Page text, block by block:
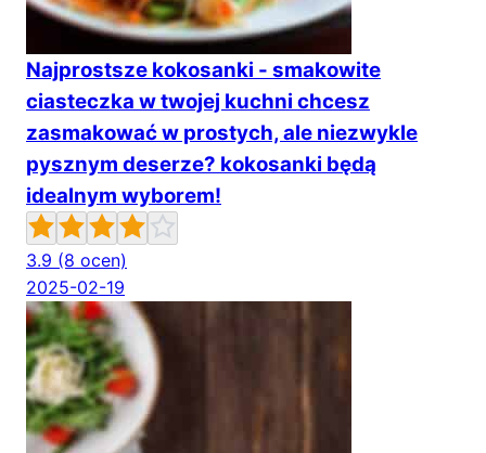
Najprostsze kokosanki - smakowite
ciasteczka w twojej kuchni chcesz
zasmakować w prostych, ale niezwykle
pysznym deserze? kokosanki będą
idealnym wyborem!
3.9 (8 ocen)
2025-02-19